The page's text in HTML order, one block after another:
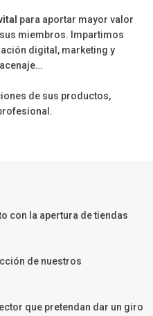
para aportar mayor valor
miembros. Impartimos
digital, marketing y
de sus productos,
con la apertura de tiendas
de nuestros
que pretendan dar un giro